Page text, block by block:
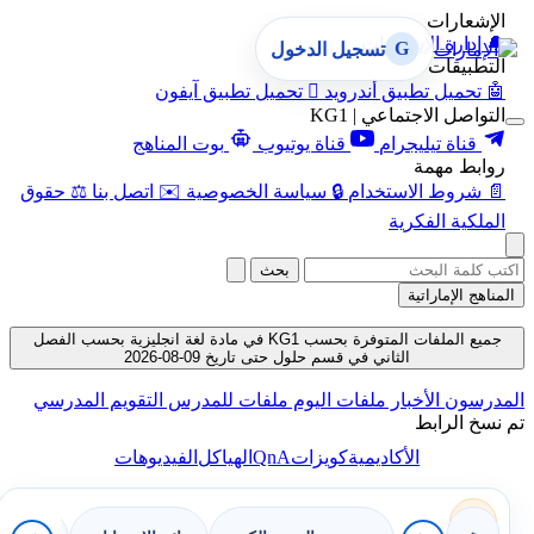
الإشعارات
🔔 إدارة الإشعارات
التطبيقات
🤖 تحميل تطبيق أندرويد  تحميل تطبيق آيفون
التواصل الاجتماعي | KG1
قناة تيليجرام
قناة يوتيوب
بوت المناهج
روابط مهمة
📄 شروط الاستخدام 🔒 سياسة الخصوصية ✉️ اتصل بنا ⚖️ حقوق
الملكية الفكرية
G تسجيل الدخول
بحث
المناهج الإماراتية
جميع الملفات المتوفرة بحسب KG1 في مادة لغة انجليزية بحسب الفصل
الثاني في قسم حلول حتى تاريخ 09-08-2026
المدرسون الأخبار ملفات اليوم ملفات للمدرس التقويم المدرسي
تم نسخ الرابط
الأكاديميةكويزاتQnAالهياكلالفيديوهات